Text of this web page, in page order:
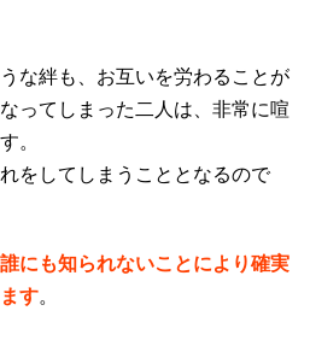
な絆も、お互いを労わることが
ってしまった二人は、非常に喧
。
をしてしまうこととなるので
誰にも知られないことにより確実
す。